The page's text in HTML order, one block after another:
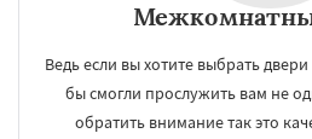
Ведь если вы хотите выбрать
бы смогли прослужить вам не
обратить внимание так это